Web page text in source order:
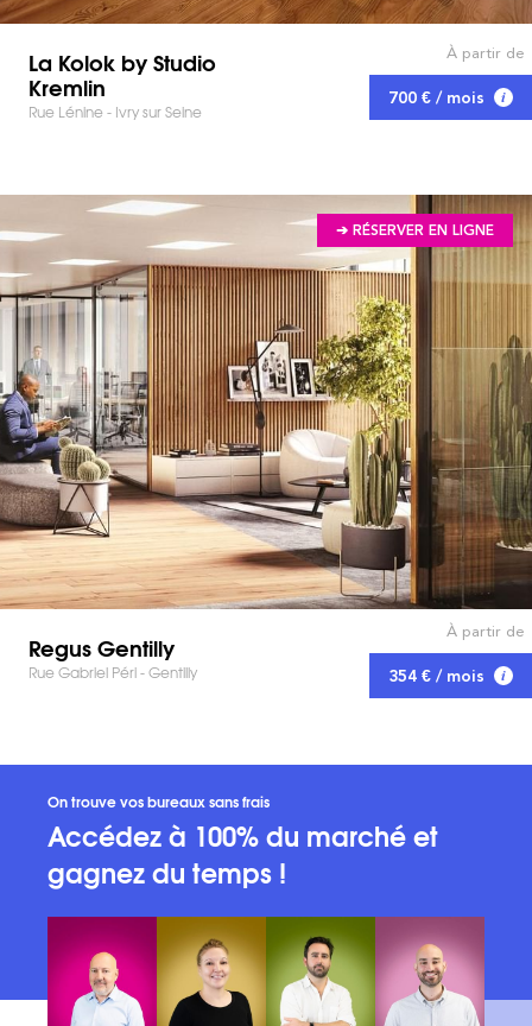
La Kolok by Studio
Kremlin
Rue Lénine - Ivry sur Seine
À partir de
700 € / mois
➔ RÉSERVER EN LIGNE
Regus Gentilly
Rue Gabriel Péri - Gentilly
À partir de
354 € / mois
On trouve vos bureaux sans frais
Accédez à 100% du marché et
gagnez du temps !